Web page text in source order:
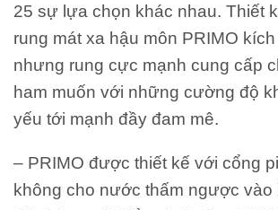
25 sự lựa chọn khác nhau. Thiết
rung mát xa hậu môn PRIMO
nhưng rung cực mạnh cung cấp
ham muốn với những cường độ
yếu tới mạnh đầy đam mê.
– PRIMO được thiết kế với cổng
không cho nước thấm ngược vào